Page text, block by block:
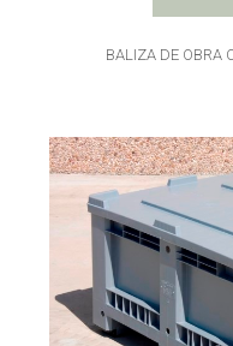
BALIZA DE OBRA